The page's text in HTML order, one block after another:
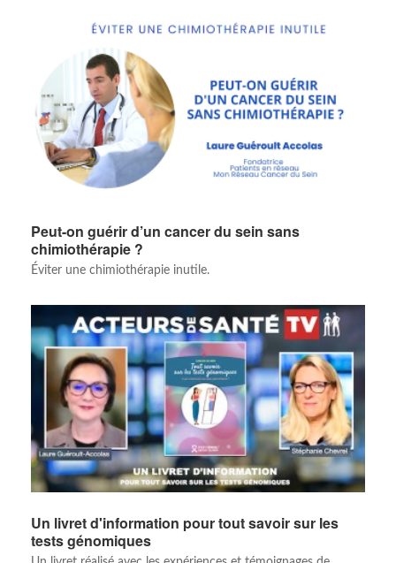
Peut-on guérir d’un cancer du sein sans
chimiothérapie ?
Éviter une chimiothérapie inutile.
Un livret d'information pour tout savoir sur les
tests génomiques